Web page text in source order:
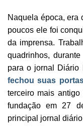
Naquela época, era
poucos ele foi
da imprensa.
quadrinhos,
para o jornal Diário
fechou suas
terceiro mais
fundação em 27
principal jornal